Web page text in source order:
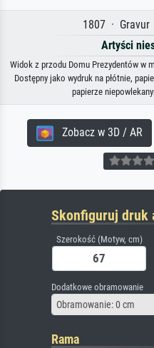
1807 · Gravur
Artyści
Widok z przodu Domu Prezydentów w
Dostępny jako wydruk na płótnie,
papierze
Zobacz w 3D / AR
Skonfiguruj druk
Szerokość (Motyw, cm)
Dodatkowe obramowanie
Obramowanie: 0 cm
Rama